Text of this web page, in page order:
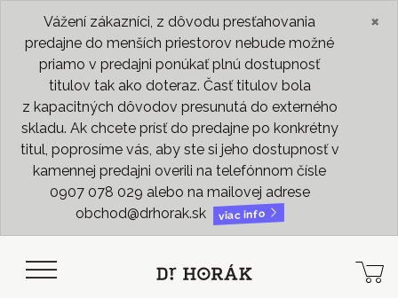
Vážení zákazníci, z dôvodu presťahovania
predajne do menších priestorov nebude možné
priamo v predajni ponúkať plnú dostupnosť
titulov tak ako doteraz. Časť titulov bola
z kapacitných dôvodov presunutá do externého
skladu. Ak chcete prísť do predajne po konkrétny
titul, poprosíme vás, aby ste si jeho dostupnosť v
kamennej predajni overili na telefónnom čísle
0907 078 029 alebo na mailovej adrese
obchod@drhorak.sk
viac info
×